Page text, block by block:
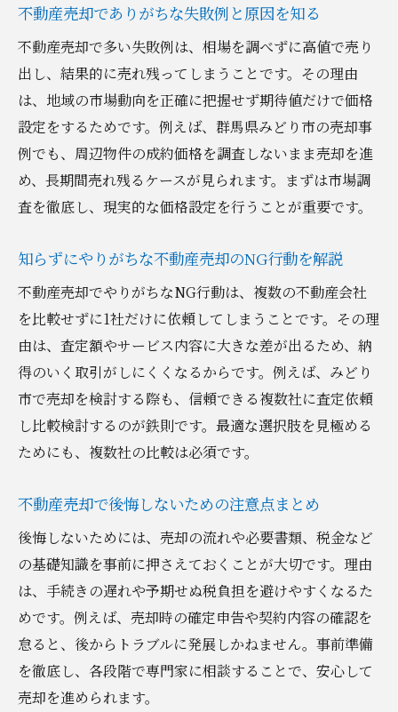
安全な不動産売却のための基礎知識と心構
え
みどり市で失敗しない売却の秘訣
不動産売却成功のために知るべき市場動向
みどり市で信頼される不動産会社選びのコ
ツ
地域特性を活かした不動産売却の戦略とは
ト
売却活動の流れとスムーズな進め方ガイド
みどり市で安心して売却するためのポイン
ト
注意点を押さえた売却の進め方
不動産売却の流れと注意点をステップ解説
重要書類や手続きで失敗しないための知識
売却時の税金や費用に関する注意ポイント
不動産売却を有利に進める交渉術を紹介
買主とのやり取りで注意すべきマナーと対
応
売却後に後悔しないための確認事項まとめ
まずやるべき不動産売却の準備
不動産売却前に整理すべき書類と情報
物件の魅力を最大限に伝える準備方法
不動産売却でスタートダッシュを切るコツ
不動産売却でありがちな失敗例と原因を知る
不動産売却で多い失敗例は、相場を調べずに高値で売り
出し、結果的に売れ残ってしまうことです。その理由
は、地域の市場動向を正確に把握せず期待値だけで価格
設定をするためです。例えば、群馬県みどり市の売却事
例でも、周辺物件の成約価格を調査しないまま売却を進
め、長期間売れ残るケースが見られます。まずは市場調
査を徹底し、現実的な価格設定を行うことが重要です。
知らずにやりがちな不動産売却のNG行動を解説
不動産売却でやりがちなNG行動は、複数の不動産会社
を比較せずに1社だけに依頼してしまうことです。その理
由は、査定額やサービス内容に大きな差が出るため、納
得のいく取引がしにくくなるからです。例えば、みどり
市で売却を検討する際も、信頼できる複数社に査定依頼
し比較検討するのが鉄則です。最適な選択肢を見極める
ためにも、複数社の比較は必須です。
不動産売却で後悔しないための注意点まとめ
後悔しないためには、売却の流れや必要書類、税金など
の基礎知識を事前に押さえておくことが大切です。理由
は、手続きの遅れや予期せぬ税負担を避けやすくなるた
めです。例えば、売却時の確定申告や契約内容の確認を
怠ると、後からトラブルに発展しかねません。事前準備
を徹底し、各段階で専門家に相談することで、安心して
売却を進められます。